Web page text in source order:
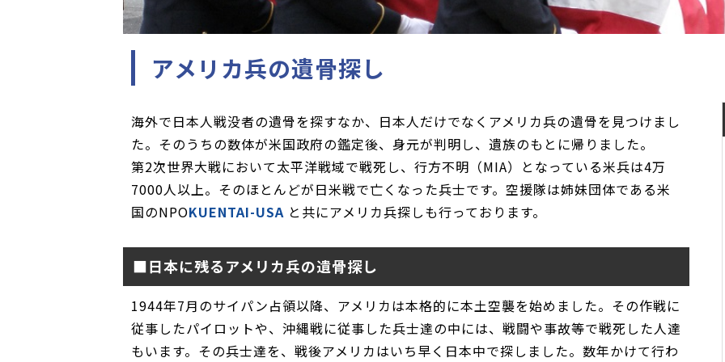
アメリカ兵の遺骨探し
海外で日本人戦没者の遺骨を探すなか、日本人だけでなくアメリカ兵の遺骨を見つけまし
た。そのうちの数体が米国政府の鑑定後、身元が判明し、遺族のもとに帰りました。
第2次世界大戦において太平洋戦域で戦死し、行方不明（MIA）となっている米兵は4万
7000人以上。そのほとんどが日米戦で亡くなった兵士です。空援隊は姉妹団体である米
国のNPOKUENTAI-USA と共にアメリカ兵探しも行っております。
■日本に残るアメリカ兵の遺骨探し
1944年7月のサイパン占領以降、アメリカは本格的に本土空襲を始めました。その作戦に
従事したパイロットや、沖縄戦に従事した兵士達の中には、戦闘や事故等で戦死した人達
もいます。その兵士達を、戦後アメリカはいち早く日本中で探しました。数年かけて行わ